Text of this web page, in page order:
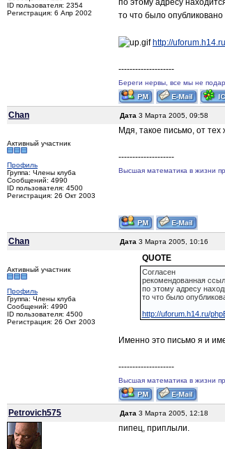
ID пользователя: 2354
Регистрация: 6 Апр 2002
по этому адресу
то что было
http://
--------------------
Береги нервы, все мы не
Chan
Дата 3 Марта 2005, 09:58
Активный участник
Профиль
Группа: Члены клуба
Сообщений: 4990
ID пользователя: 4500
Регистрация: 26 Окт 2003
Мдя, такое письмо, от
--------------------
Высшая математика в жизни
Chan
Дата 3 Марта 2005, 10:16
Активный участник
Профиль
Группа: Члены клуба
Сообщений: 4990
ID пользователя: 4500
Регистрация: 26 Окт 2003
QUOTE
Согласен
рекомендованная
по этому адресу
то что было
http://uforum.h14.ru/
Именно это письмо я и
--------------------
Высшая математика в жизни
Petrovich575
Дата 3 Марта 2005, 12:18
пипец, приплыли.